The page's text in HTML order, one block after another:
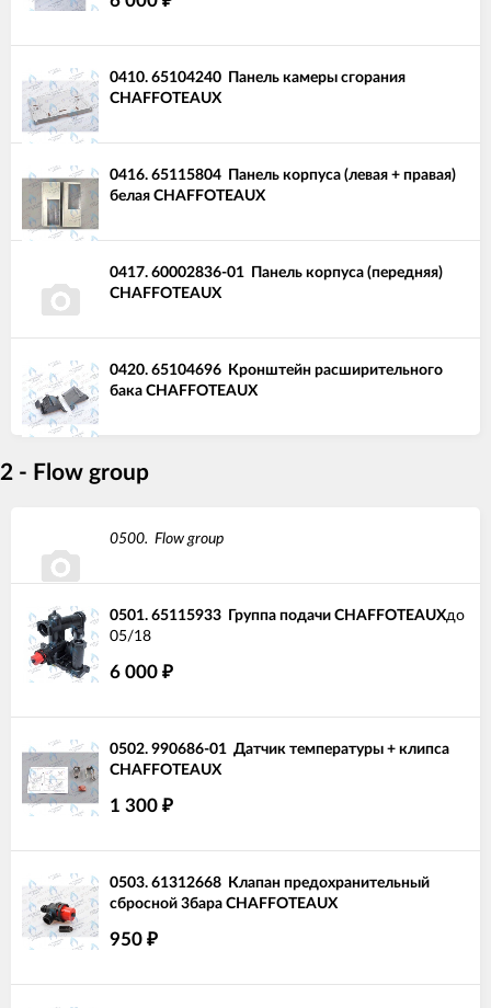
0410. 65104240 Панель камеры сгорания
CHAFFOTEAUX
0416. 65115804 Панель корпуса (левая + правая)
белая CHAFFOTEAUX
0417. 60002836-01 Панель корпуса (передняя)
CHAFFOTEAUX
0420. 65104696 Кронштейн расширительного
бака CHAFFOTEAUX
2 - Flow group
0500. Flow group
0501. 65115933 Группа подачи CHAFFOTEAUXдо
05/18
6 000 ₽
0502. 990686-01 Датчик температуры + клипса
CHAFFOTEAUX
1 300 ₽
0503. 61312668 Клапан предохранительный
сбросной 3бара CHAFFOTEAUX
950 ₽